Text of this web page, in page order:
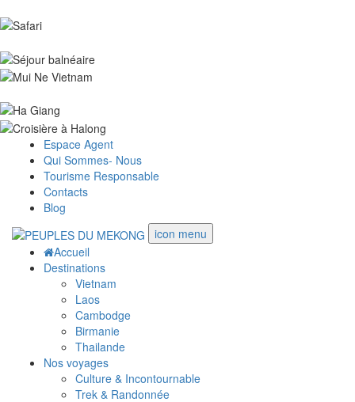
Espace Agent
Qui Sommes- Nous
Tourisme Responsable
Contacts
Blog
icon menu
Accueil
Destinations
Vietnam
Laos
Cambodge
Birmanie
Thailande
Nos voyages
Culture & Incontournable
Trek & Randonnée